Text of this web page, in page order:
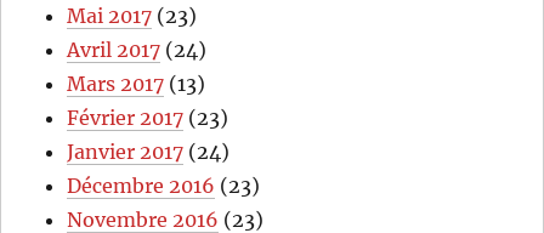
Mai 2017 (23)
Avril 2017 (24)
Mars 2017 (13)
Février 2017 (23)
Janvier 2017 (24)
Décembre 2016 (23)
Novembre 2016 (23)